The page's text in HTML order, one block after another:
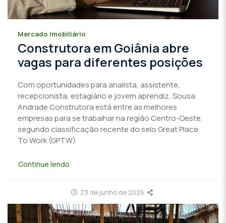
Mercado imobiliário
Construtora em Goiânia abre
vagas para diferentes posições
Com oportunidades para analista, assistente,
recepcionista, estagiário e jovem aprendiz, Sousa
Andrade Construtora está entre as melhores
empresas para se trabalhar na região Centro-Oeste,
segundo classificação recente do selo Great Place
To Work (GPTW)
Continue lendo
23 de junho de 2026